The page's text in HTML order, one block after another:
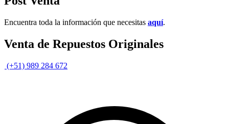
Encuentra toda la información que necesitas aquí.
Venta de Repuestos Originales
(+51) 989 284 672